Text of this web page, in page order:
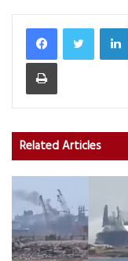
Print
Related Articles